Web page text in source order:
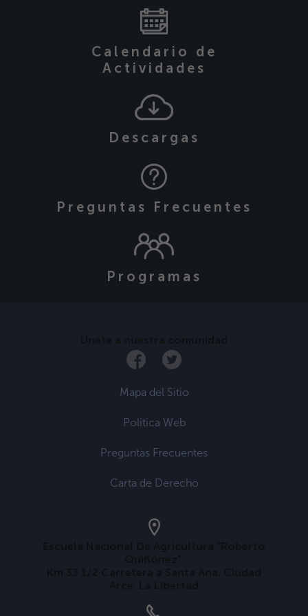
Calendario de
Actividades
Descargas
Preguntas Frecuentes
Programas
Mapa del Sitio
Politica Web
Preguntas Frecuentes
Carta de Derecho